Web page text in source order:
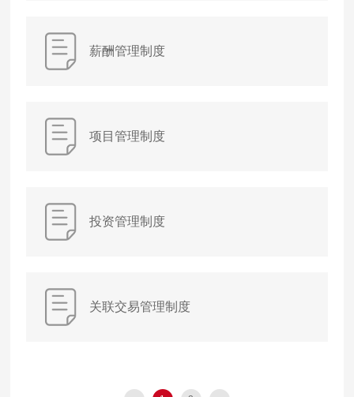
薪酬管理制度
项目管理制度
投资管理制度
关联交易管理制度